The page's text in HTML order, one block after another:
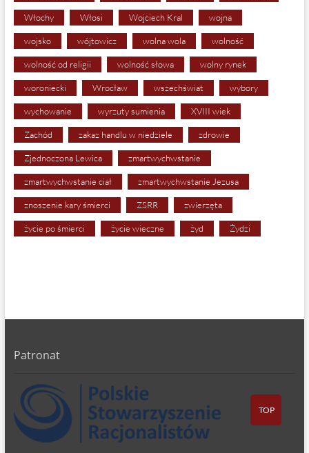
Włochy Włosi Wojciech Kral wojna
wojsko wójtowicz wolna wola wolność
wolność od religii wolność słowa wolny rynek
woroniecki Wrocław wszechświat wybory
wychowanie wyrzuty sumienia XVIII wiek
Zachód zakaz handlu w niedziele zdrowie
Zjednoczona Lewica zmartwychwstanie
zmartwychwstanie ciał zmartwychwstanie Jezusa
znoszenie kary śmierci ZSRR zwierzęta
życie po śmierci życie wieczne żyd Żydzi
Patronat
TOP